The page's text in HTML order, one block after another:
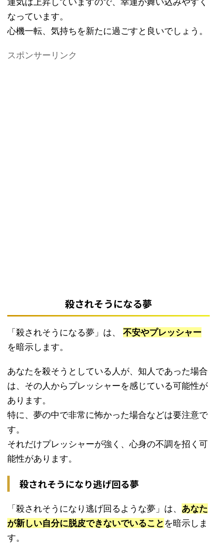
なっています。
心機一転、気持ちを新たに過ごすと良いでしょう。
スポンサーリンク
殺されそうになる夢
「殺されそうになる夢」は、 不安やプレッシャー
を暗示します。
あなたを殺そうとしている人が、知人であった場合
は、その人からプレッシャーを感じている可能性が
あります。
特に、夢の中で非常に怖かった場合などは要注意で
す。
それだけプレッシャーが強く、心身の不調を招く可
能性があります。
殺されそうになり逃げ回る夢
「殺されそうになり逃げ回るような夢」は、 あなた
が新しい自分に脱皮できないでいること を暗示しま
す。